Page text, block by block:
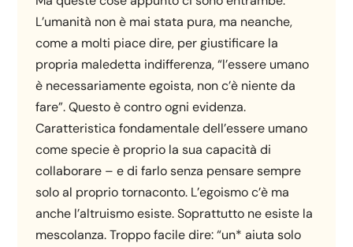
L’umanità non è mai stata pura, ma neanche,
come a molti piace dire, per giustificare la
propria maledetta indifferenza, “l’essere umano
è necessariamente egoista, non c’è niente da
fare”. Questo è contro ogni evidenza.
Caratteristica fondamentale dell’essere umano
come specie è proprio la sua capacità di
collaborare – e di farlo senza pensare sempre
solo al proprio tornaconto. L’egoismo c’è ma
anche l’altruismo esiste. Soprattutto ne esiste la
mescolanza. Troppo facile dire: “un* aiuta solo